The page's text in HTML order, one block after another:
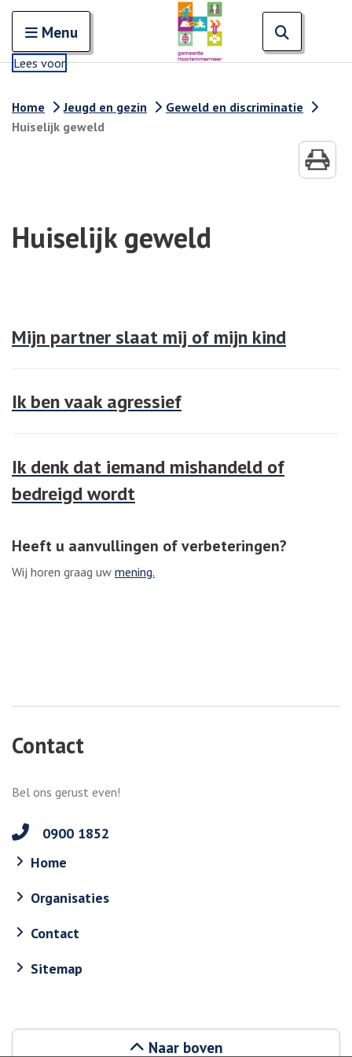
Open en sluit het
Menu
Lees voor
Home Jeugd en gezin
Geweld en discriminatie
Huiselijk geweld
Huiselijk geweld
Mijn partner slaat mij of mijn kind
Ik ben vaak agressief
Ik denk dat iemand mishandeld of
bedreigd wordt
Heeft u aanvullingen of verbeteringen?
Wij horen graag uw mening.
Contact
Bel ons gerust even!
0900 1852
Home
Organisaties
Contact
Sitemap
Naar boven